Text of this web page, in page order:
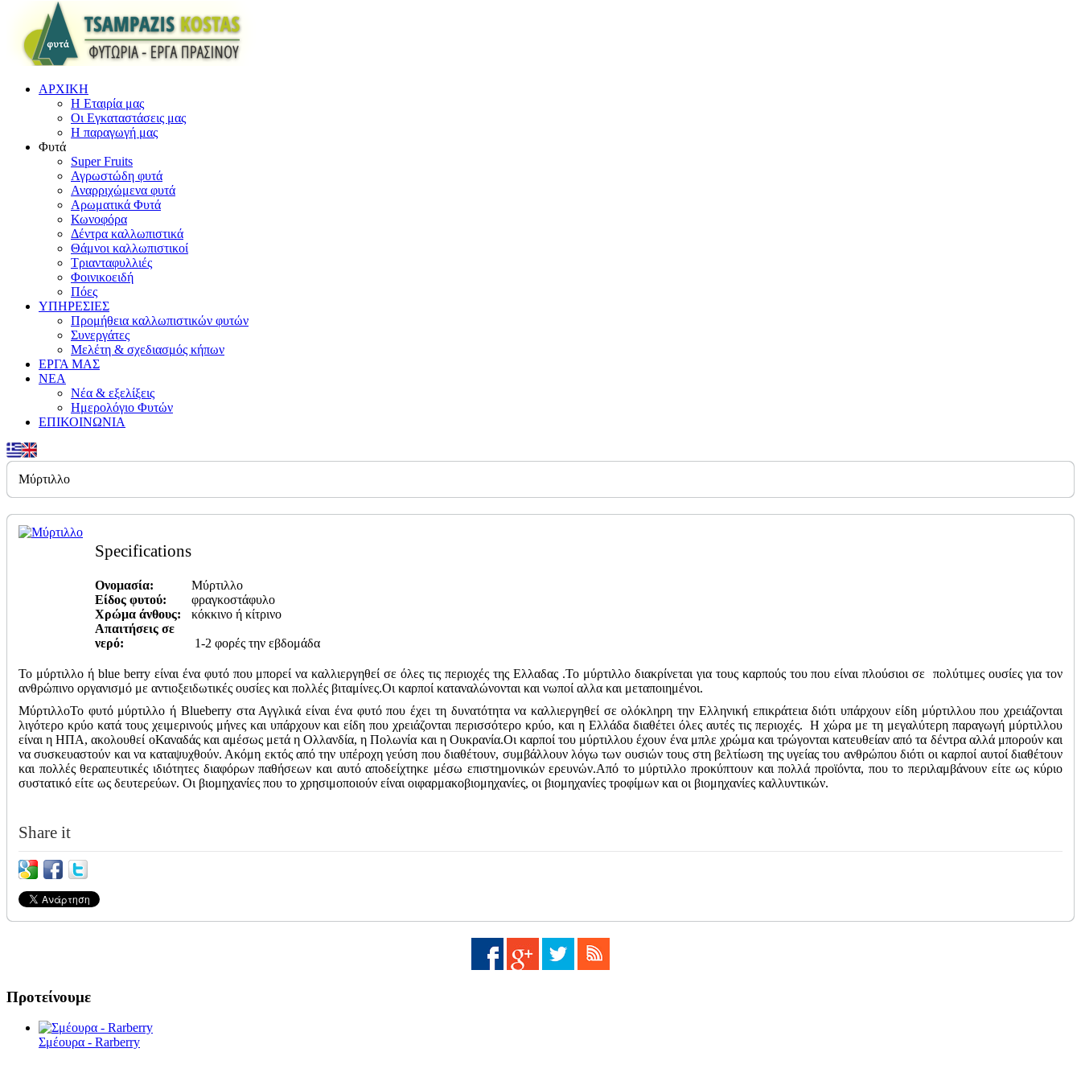
ΑΡΧΙΚΗ
Η Εταιρία μας
Οι Εγκαταστάσεις μας
Η παραγωγή μας
Φυτά
Super Fruits
Αγρωστώδη φυτά
Αναρριχώμενα φυτά
Αρωματικά Φυτά
Κωνοφόρα
Δέντρα καλλωπιστικά
Θάμνοι καλλωπιστικοί
Τριανταφυλλιές
Φοινικοειδή
Πόες
ΥΠΗΡΕΣΙΕΣ
Προμήθεια καλλωπιστικών φυτών
Συνεργάτες
Μελέτη & σχεδιασμός κήπων
ΕΡΓΑ ΜΑΣ
ΝΕΑ
Νέα & εξελίξεις
Ημερολόγιο Φυτών
ΕΠΙΚΟΙΝΩΝΙΑ
Mύρτιλλο
Specifications
Ονομασία:
Mύρτιλλο
Είδος φυτού:
φραγκοστάφυλo
Χρώμα άνθους:
κόκκινο ή κίτρινο
Απαιτήσεις σε
νερό:
1-2 φορές την εβδομάδα
Το μύρτιλλο ή blue berry είναι ένα φυτό που μπορεί να καλλιεργηθεί σε όλες τις περιοχές της Ελλαδας .Το μύρτιλλο διακρίνεται για τους καρπούς του που είναι πλούσιοι σε πολύτιμες ουσίες για τον
ανθρώπινο οργανισμό με αντιοξειδωτικές ουσίες και πολλές βιταμίνες.Οι καρποί καταναλώνονται και νωποί αλλα και μεταποιημένοι.
ΜύρτιλλοΤο φυτό μύρτιλλο ή Blueberry στα Αγγλικά είναι ένα φυτό που έχει τη δυνατότητα να καλλιεργηθεί σε ολόκληρη την Ελληνική επικράτεια διότι υπάρχουν είδη μύρτιλλου που χρειάζονται
λιγότερο κρύο κατά τους χειμερινούς μήνες και υπάρχουν και είδη που χρειάζονται περισσότερο κρύο, και η Ελλάδα διαθέτει όλες αυτές τις περιοχές. Η χώρα με τη μεγαλύτερη παραγωγή μύρτιλλου
είναι η ΗΠΑ, ακολουθεί οΚαναδάς και αμέσως μετά η Ολλανδία, η Πολωνία και η Ουκρανία.Οι καρποί του μύρτιλλου έχουν ένα μπλε χρώμα και τρώγονται κατευθείαν από τα δέντρα αλλά μπορούν και
να συσκευαστούν και να καταψυχθούν. Ακόμη εκτός από την υπέροχη γεύση που διαθέτουν, συμβάλλουν λόγω των ουσιών τους στη βελτίωση της υγείας του ανθρώπου διότι οι καρποί αυτοί διαθέτουν
και πολλές θεραπευτικές ιδιότητες διαφόρων παθήσεων και αυτό αποδείχτηκε μέσω επιστημονικών ερευνών.Από το μύρτιλλο προκύπτουν και πολλά προϊόντα, που το περιλαμβάνουν είτε ως κύριο
συστατικό είτε ως δευτερεύων. Οι βιομηχανίες που το χρησιμοποιούν είναι οιφαρμακοβιομηχανίες, οι βιομηχανίες τροφίμων και οι βιομηχανίες καλλυντικών.
Share it
Προτείνουμε
Σμέουρα - Rarberry